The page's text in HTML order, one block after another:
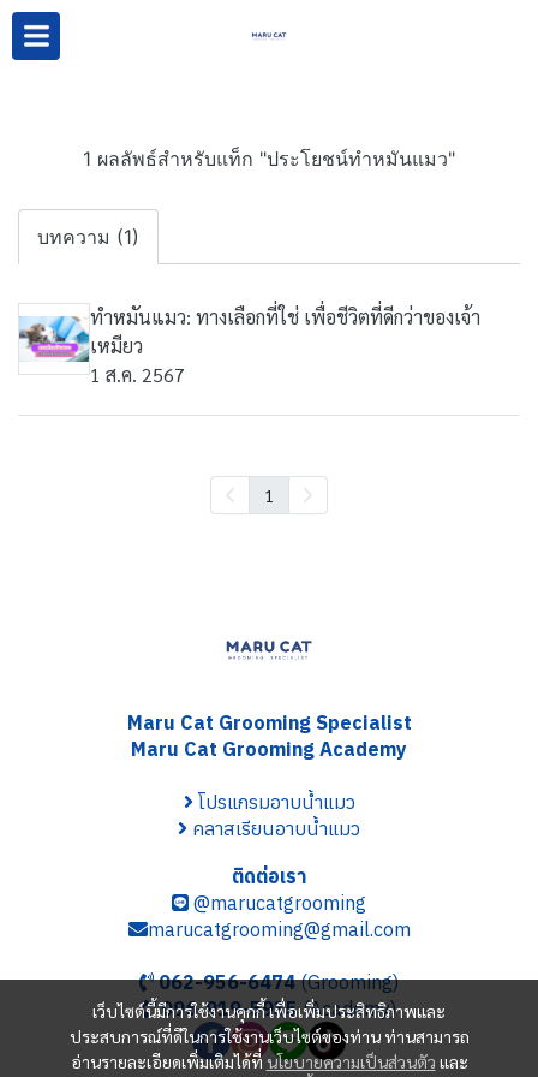
1 ผลลัพธ์สำหรับแท็ก "ประโยชน์ทำหมันแมว"
บทความ (1)
ทำหมันแมว: ทางเลือกที่ใช่ เพื่อชีวิตที่ดีกว่าของเจ้า
เหมียว
1 ส.ค. 2567
1
เว็บไซต์นี้มีการใช้งานคุกกี้ เพื่อเพิ่มประสิทธิภาพและ
ประสบการณ์ที่ดีในการใช้งานเว็บไซต์ของท่าน ท่านสามารถ
อ่านรายละเอียดเพิ่มเติมได้ที่นโยบายความเป็นส่วนตัว และ
Maru Cat Grooming Specialist
Maru Cat Grooming Academy
โปรแกรมอาบน้ำแมว
คลาสเรียนอาบน้ำแมว
ติดต่อเรา
@marucatgrooming
marucatgrooming@gmail.com
062-956-6474(Grooming)
096-919-5935(Academy)